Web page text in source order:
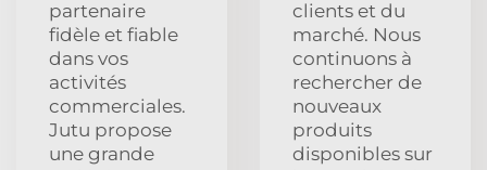
partenaire
fidèle et fiable
dans vos
activités
commerciales.
Jutu propose
une grande
clients et du
marché. Nous
continuons à
rechercher de
nouveaux
produits
disponibles sur